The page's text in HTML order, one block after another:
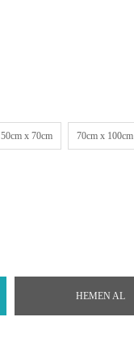
50cm x 70cm 70cm x 100cm
HEMEN AL